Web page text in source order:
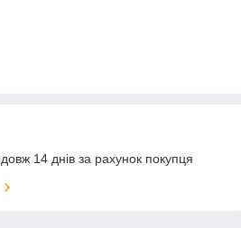
14 днів за рахунок покупця